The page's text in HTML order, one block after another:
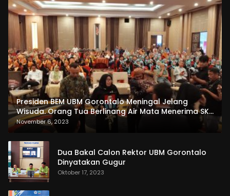
Presiden BEM UBM Gorontalo Meningal Jelang
Wisuda. Orang Tua Berlinang Air Mata Menerima SKL
dan Pemasangan Salempang
November 6, 2023
Dua Bakal Calon Rektor UBM Gorontalo
Dinyatakan Gugur
Oktober 17, 2023